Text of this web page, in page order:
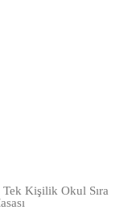
Kişilik Okul Sıra